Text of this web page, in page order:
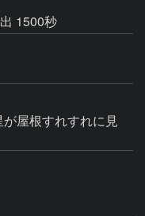
1500秒
屋根すれすれに見